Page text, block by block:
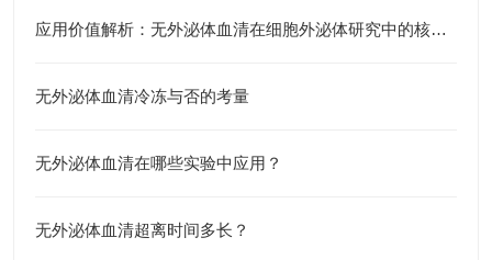
应用价值解析：无外泌体血清在细胞外泌体研究中的核心作用
无外泌体血清冷冻与否的考量
无外泌体血清在哪些实验中应用？
无外泌体血清超离时间多长？